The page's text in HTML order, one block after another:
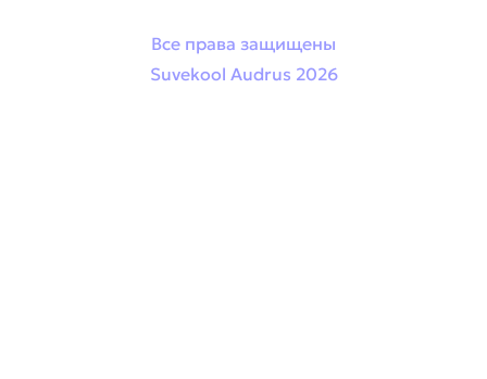
Все права защищены
Suvekool Audrus 2026